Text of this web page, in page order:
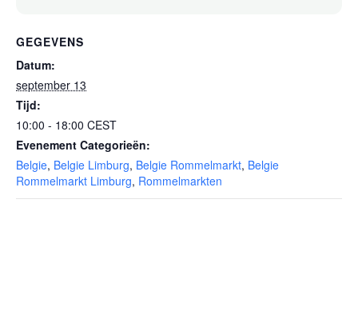
GEGEVENS
Datum:
september 13
Tijd:
10:00 - 18:00 CEST
Evenement Categorieën:
Belgie, Belgie Limburg, Belgie Rommelmarkt, Belgie
Rommelmarkt Limburg, Rommelmarkten